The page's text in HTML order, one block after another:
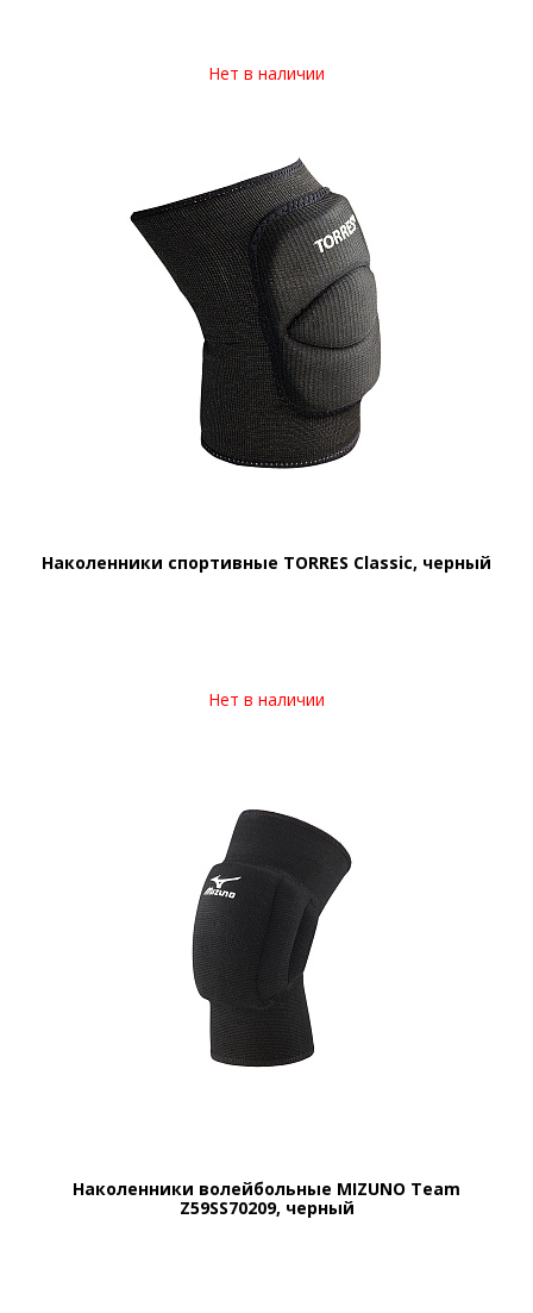
Нет в наличии
Наколенники спортивные TORRES Classic, черный
Нет в наличии
Наколенники волейбольные MIZUNO Team
Z59SS70209, черный